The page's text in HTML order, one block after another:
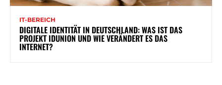
IT-BEREICH
DIGITALE IDENTITÄT IN DEUTSCHLAND: WAS IST DAS
PROJEKT IDUNION UND WIE VERÄNDERT ES DAS
INTERNET?